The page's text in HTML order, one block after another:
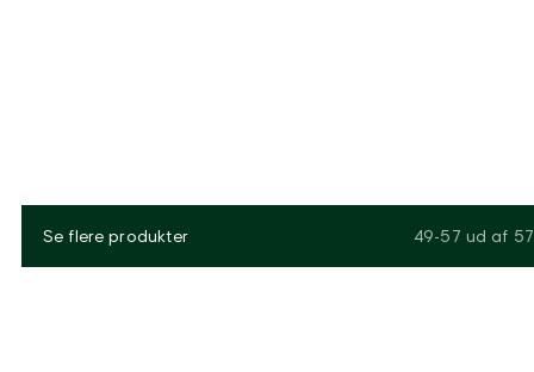
Se flere produkter 49-57 ud af 57